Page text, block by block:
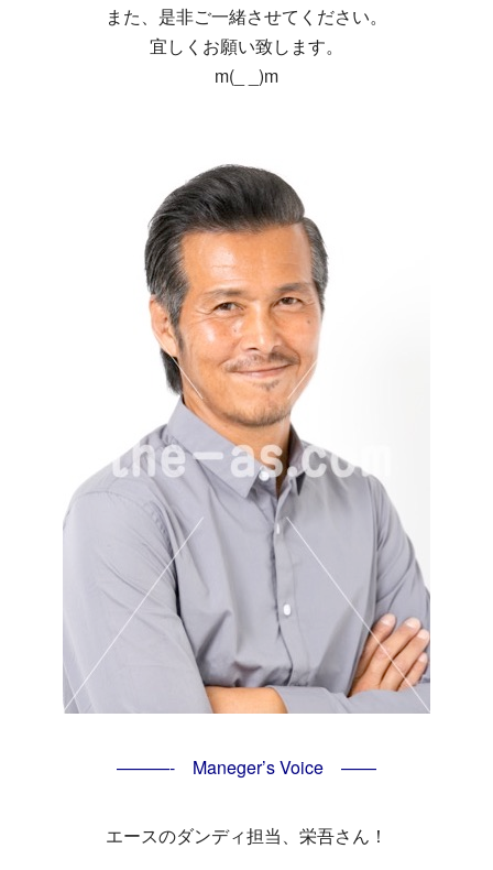
また、是非ご一緒させてください。
宜しくお願い致します。
m(_ _)m
———- Maneger’s Voice ——
エースのダンディ担当、栄吾さん！